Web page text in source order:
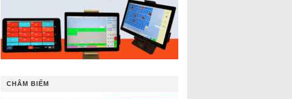
CHÂM BIẾM